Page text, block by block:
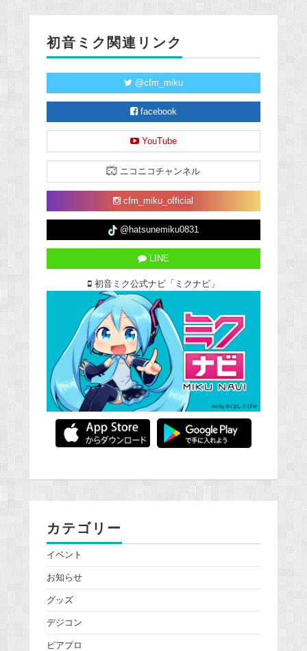
初音ミク関連リンク
@cfm_miku
facebook
YouTube
ニコニコチャンネル
cfm_miku_official
@hatsunemiku0831
LINE
初音ミク公式ナビ「ミクナビ」
カテゴリー
イベント
お知らせ
グッズ
デジコン
ピアプロ